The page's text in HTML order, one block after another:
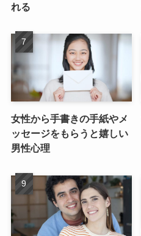
れる
女性から手書きの手紙やメ
ッセージをもらうと嬉しい
男性心理